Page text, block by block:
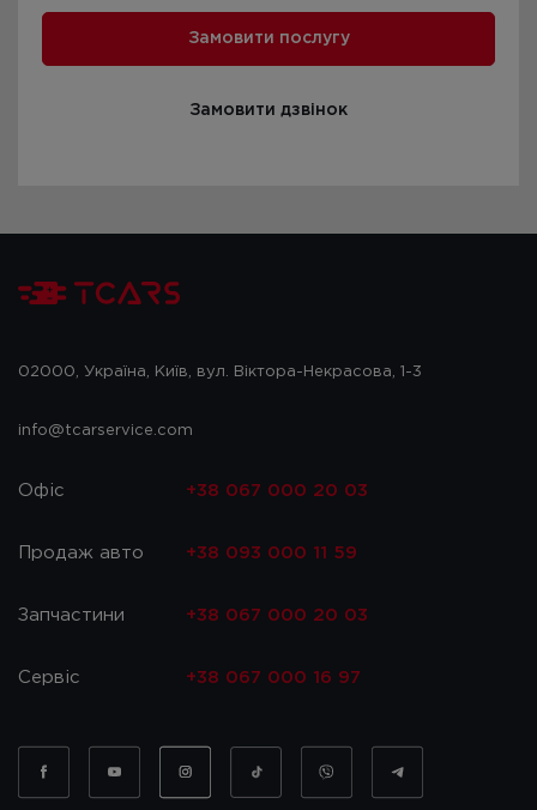
Замовити послугу
Замовити дзвінок
02000, Україна, Київ, вул. Віктора-Некрасова, 1-3
info@tcarservice.com
Офіс +38 067 000 20 03
Продаж авто +38 093 000 11 59
Запчастини +38 067 000 20 03
Сервіс +38 067 000 16 97